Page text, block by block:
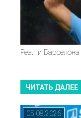
Реал и
ЧИТАТЬ ДАЛЕЕ
05.08.2026